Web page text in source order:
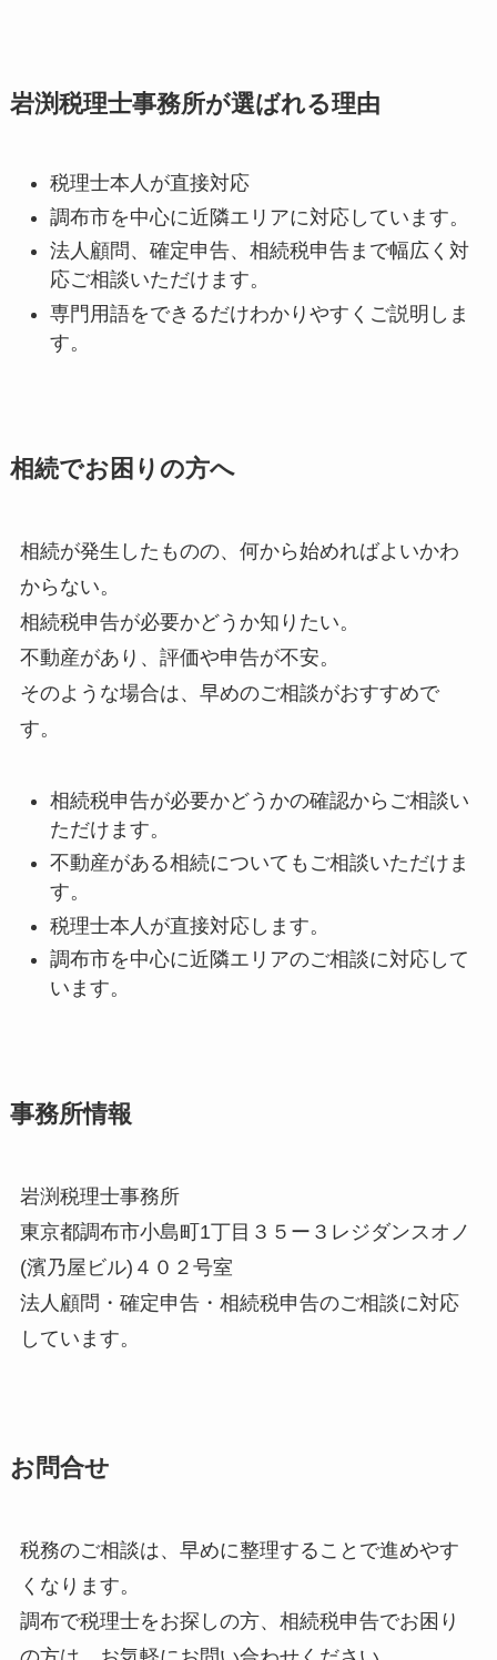
岩渕税理士事務所が選ばれる理由
税理士本人が直接対応
調布市を中心に近隣エリアに対応しています。
法人顧問、確定申告、相続税申告まで幅広く対
応ご相談いただけます。
専門用語をできるだけわかりやすくご説明しま
す。
相続でお困りの方へ
相続が発生したものの、何から始めればよいかわ
からない。
相続税申告が必要かどうか知りたい。
不動産があり、評価や申告が不安。
そのような場合は、早めのご相談がおすすめで
す。
相続税申告が必要かどうかの確認からご相談い
ただけます。
不動産がある相続についてもご相談いただけま
す。
税理士本人が直接対応します。
調布市を中心に近隣エリアのご相談に対応して
います。
事務所情報
岩渕税理士事務所
東京都調布市小島町1丁目３５ー３レジダンスオノ
(濱乃屋ビル)４０２号室
法人顧問・確定申告・相続税申告のご相談に対応
しています。
お問合せ
税務のご相談は、早めに整理することで進めやす
くなります。
調布で税理士をお探しの方、相続税申告でお困り